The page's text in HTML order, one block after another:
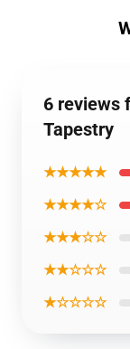
6 reviews
Tapestry
★★★★★
★★★★☆
★★★☆☆
★★☆☆☆
★☆☆☆☆